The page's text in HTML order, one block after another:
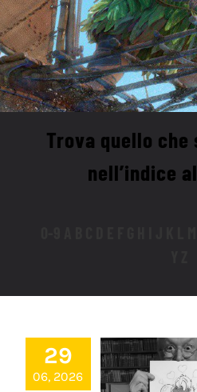
Trova quello
nell’indice
29
06, 2026